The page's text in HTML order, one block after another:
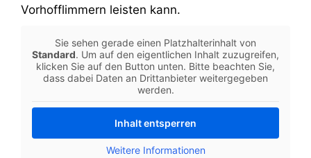
Vorhofflimmern leisten kann.
Sie sehen gerade einen Platzhalterinhalt von
Standard. Um auf den eigentlichen Inhalt zuzugreifen,
klicken Sie auf den Button unten. Bitte beachten Sie,
dass dabei Daten an Drittanbieter weitergegeben
werden.
Inhalt entsperren
Weitere Informationen